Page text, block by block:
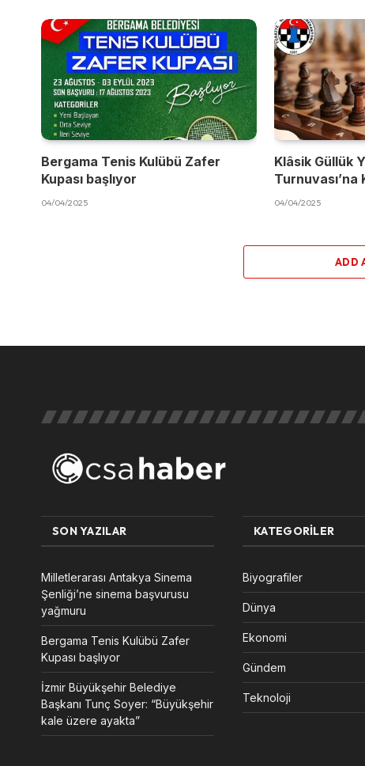
Bergama Tenis Kulübü Zafer
Kupası başlıyor
04/04/2025
Klâsik Güllük
Turnuvası’na
04/04/2025
ADD
SON YAZILAR
Milletlerarası Antakya Sinema
Şenliği’ne sinema başvurusu
yağmuru
Bergama Tenis Kulübü Zafer
Kupası başlıyor
İzmir Büyükşehir Belediye
Başkanı Tunç Soyer: “Büyükşehir
kale üzere ayakta”
KATEGORILER
Biyografiler
Dünya
Ekonomi
Gündem
Teknoloji